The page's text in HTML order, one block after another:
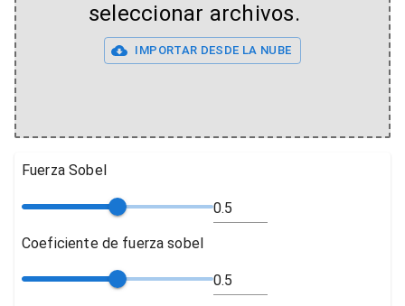
seleccionar archivos.
IMPORTAR DESDE LA NUBE
Fuerza Sobel
Coeficiente de fuerza sobel